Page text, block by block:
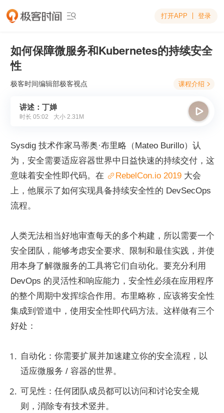
 打开APP 登录
如何保障微服务和Kubernetes的持续安全
性
极客时间编辑部极客视点 课程介绍 
讲述：丁婵
时长 05:02 大小 2.31M

Sysdig 技术作家马蒂奥·布里略（Mateo Burillo）认
为，安全需要适应容器世界中日益快速的持续交付，这
意味着安全性即代码。在
RebelCon.io 2019 大会
上，他展示了如何实现具备持续安全性的 DevSecOps
流程。
人类无法相当好地审查每天的多个构建，所以需要一个
安全团队，能够考虑安全要求、限制和最佳实践，并使
用本身了解微服务的工具将它们自动化。要充分利用
DevOps 的灵活性和响应能力，安全性必须在应用程序
的整个周期中发挥综合作用。布里略称，应该将安全性
集成到管道中，使用安全性即代码方法。这样做有三个
好处：
自动化：你需要扩展并加速建立你的安全流程，以
适应微服务 / 容器的世界。
可见性：任何团队成员都可以访问和讨论安全规
则，消除专有技术竖井。